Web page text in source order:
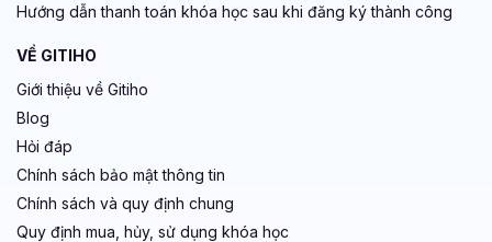
Hướng dẫn thanh toán khóa học sau khi đăng ký thành công
VỀ GITIHO
Giới thiệu về Gitiho
Blog
Hỏi đáp
Chính sách bảo mật thông tin
Chính sách và quy định chung
Quy định mua, hủy, sử dụng khóa học